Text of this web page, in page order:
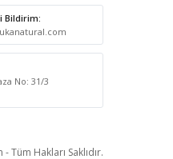
Bildirim:
No: 31/3
Hakları Saklıdır.